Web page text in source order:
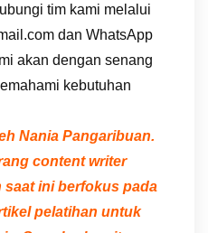
tim kami melalui
dan WhatsApp
akan dengan senang
kebutuhan
Nania Pangaribuan.
content writer
saat ini berfokus pada
pelatihan untuk